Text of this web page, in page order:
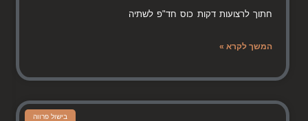
חתוך לרצועות דקות כוס חד"פ לשתיה
המשך לקרא »
בישול פרווה